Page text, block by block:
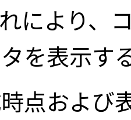
により、
を表示す
点および